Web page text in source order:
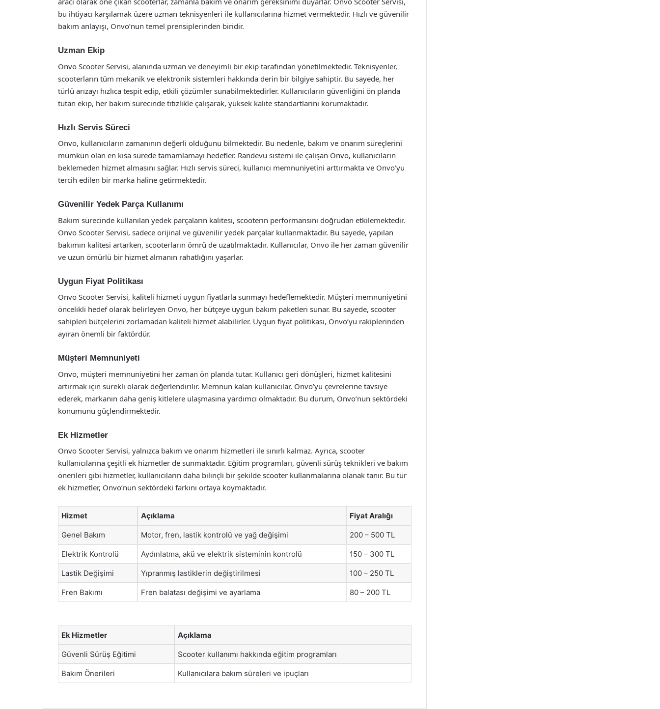
bu ihtiyacı karşılamak üzere uzman teknisyenleri ile kullanıcılarına hizmet vermektedir. Hızlı ve güvenilir
bakım anlayışı, Onvo’nun temel prensiplerinden biridir.
Uzman Ekip
Onvo Scooter Servisi, alanında uzman ve deneyimli bir ekip tarafından yönetilmektedir. Teknisyenler,
scooterların tüm mekanik ve elektronik sistemleri hakkında derin bir bilgiye sahiptir. Bu sayede, her
türlü arızayı hızlıca tespit edip, etkili çözümler sunabilmektedirler. Kullanıcıların güvenliğini ön planda
tutan ekip, her bakım sürecinde titizlikle çalışarak, yüksek kalite standartlarını korumaktadır.
Hızlı Servis Süreci
Onvo, kullanıcıların zamanının değerli olduğunu bilmektedir. Bu nedenle, bakım ve onarım süreçlerini
mümkün olan en kısa sürede tamamlamayı hedefler. Randevu sistemi ile çalışan Onvo, kullanıcıların
beklemeden hizmet almasını sağlar. Hızlı servis süreci, kullanıcı memnuniyetini arttırmakta ve Onvo’yu
tercih edilen bir marka haline getirmektedir.
Güvenilir Yedek Parça Kullanımı
Bakım sürecinde kullanılan yedek parçaların kalitesi, scooterın performansını doğrudan etkilemektedir.
Onvo Scooter Servisi, sadece orijinal ve güvenilir yedek parçalar kullanmaktadır. Bu sayede, yapılan
bakımın kalitesi artarken, scooterların ömrü de uzatılmaktadır. Kullanıcılar, Onvo ile her zaman güvenilir
ve uzun ömürlü bir hizmet almanın rahatlığını yaşarlar.
Uygun Fiyat Politikası
Onvo Scooter Servisi, kaliteli hizmeti uygun fiyatlarla sunmayı hedeflemektedir. Müşteri memnuniyetini
öncelikli hedef olarak belirleyen Onvo, her bütçeye uygun bakım paketleri sunar. Bu sayede, scooter
sahipleri bütçelerini zorlamadan kaliteli hizmet alabilirler. Uygun fiyat politikası, Onvo’yu rakiplerinden
ayıran önemli bir faktördür.
Müşteri Memnuniyeti
Onvo, müşteri memnuniyetini her zaman ön planda tutar. Kullanıcı geri dönüşleri, hizmet kalitesini
artırmak için sürekli olarak değerlendirilir. Memnun kalan kullanıcılar, Onvo’yu çevrelerine tavsiye
ederek, markanın daha geniş kitlelere ulaşmasına yardımcı olmaktadır. Bu durum, Onvo’nun sektördeki
konumunu güçlendirmektedir.
Ek Hizmetler
Onvo Scooter Servisi, yalnızca bakım ve onarım hizmetleri ile sınırlı kalmaz. Ayrıca, scooter
kullanıcılarına çeşitli ek hizmetler de sunmaktadır. Eğitim programları, güvenli sürüş teknikleri ve bakım
önerileri gibi hizmetler, kullanıcıların daha bilinçli bir şekilde scooter kullanmalarına olanak tanır. Bu tür
ek hizmetler, Onvo’nun sektördeki farkını ortaya koymaktadır.
Hizmet Açıklama Fiyat Aralığı
Genel Bakım Motor, fren, lastik kontrolü ve yağ değişimi 200 – 500 TL
Elektrik Kontrolü Aydınlatma, akü ve elektrik sisteminin kontrolü 150 – 300 TL
Lastik Değişimi Yıpranmış lastiklerin değiştirilmesi 100 – 250 TL
Fren Bakımı Fren balatası değişimi ve ayarlama 80 – 200 TL
Ek Hizmetler Açıklama
Güvenli Sürüş Eğitimi Scooter kullanımı hakkında eğitim programları
Bakım Önerileri Kullanıcılara bakım süreleri ve ipuçları